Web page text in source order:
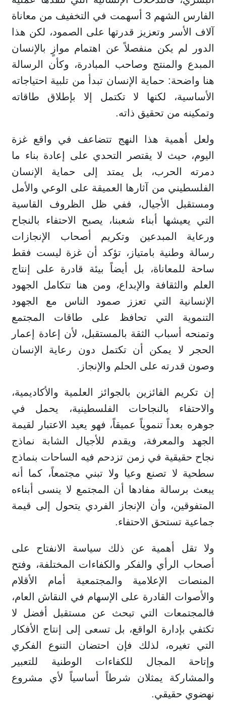
الفارس الشهم 3 أسهمت في التخفيف من معاناة
آلاف الأسر وتعزيز قدرتها على الصمود، لكن هذا
الدور لم يكن منفصلاً عن اهتمام موازٍ بالإنسان
المبدع والمنتج وصاحب المبادرة، وكأن الرسالة
هنا واضحة: حماية الإنسان تبدأ من تلبية احتياجاته
الأساسية، لكنها لا تكتمل إلا بإطلاق طاقاته
وتمكينه من تحقيق ذاته.
ولعل أهمية هذا النهج تتضاعف في واقع غزة
اليوم، حيث لا يقتصر التحدي على إعادة بناء ما
دمرته الحرب، بل يمتد إلى حماية الإنسان
الفلسطيني من آثارها العميقة على الوعي والأمل
ومستقبل الأجيال، ففي ظل الظروف القاسية
التي يعيشها أبناء شعبنا، يصبح الاحتفاء بالنجاح
ورعاية المبدعين وتكريم أصحاب الإنجازات
رسالة وطنية بامتياز، تؤكد أن غزة ليست فقط
ساحة للمعاناة، بل أيضاً بيئة قادرة على إنتاج
العلم والثقافة والإبداع، ومن هنا تتكامل الجهود
الإنسانية التي تعزز صمود الناس مع الجهود
التنموية التي تحافظ على طاقات المجتمع
وتمنحه أسباب الثقة بالمستقبل، لأن إعادة إعمار
الحجر لا يمكن أن تكتمل دون رعاية الإنسان
وصون قدرته على الحلم والإنجاز.
إن تكريم الفائزين بالجوائز العلمية والأكاديمية،
والاحتفاء بالنجاحات الفلسطينية، يحمل في
جوهره بعداً تنموياً عميقاً، فهو يعيد الاعتبار لقيمة
الجهد والمعرفة، ويقدم للأجيال الشابة نماذج
نجاح حقيقية في زمن تزدحم فيه الساحات بنماذج
سطحية لا تصنع وعيا ولا تبني مجتمعاً، كما أنه
يبعث برسالة مفادها أن المجتمع لا ينسى أبناءه
المتفوقين، وأن الإنجاز الفردي يتحول إلى قيمة
جماعية تستحق الاحتفاء.
ولا تقل أهمية عن ذلك سياسة الانفتاح على
أصحاب الرأي والفكر والكفاءات المختلفة، وفتح
المنصات الإعلامية والمجتمعية أمام الأقلام
والأصوات القادرة على الإسهام في النقاش العام،
فالمجتمعات التي تبحث عن مستقبل أفضل لا
تكتفي بإدارة الواقع، بل تسعى إلى إنتاج الأفكار
التي تغيره، لذلك فإن احتضان التنوع الفكري
وإتاحة المجال للكفاءات الوطنية للتعبير
والمشاركة يمثلان شرطاً أساسياً لأي مشروع
نهضوي حقيقي.